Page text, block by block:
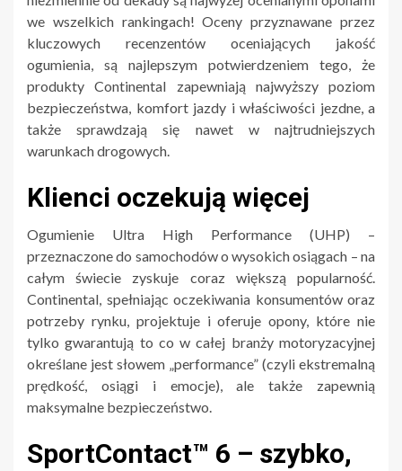
we wszelkich rankingach! Oceny przyznawane przez
kluczowych recenzentów oceniających jakość
ogumienia, są najlepszym potwierdzeniem tego, że
produkty Continental zapewniają najwyższy poziom
bezpieczeństwa, komfort jazdy i właściwości jezdne, a
także sprawdzają się nawet w najtrudniejszych
warunkach drogowych.
Klienci oczekują więcej
Ogumienie Ultra High Performance (UHP) –
przeznaczone do samochodów o wysokich osiągach – na
całym świecie zyskuje coraz większą popularność.
Continental, spełniając oczekiwania konsumentów oraz
potrzeby rynku, projektuje i oferuje opony, które nie
tylko gwarantują to co w całej branży motoryzacyjnej
określane jest słowem „performance” (czyli ekstremalną
prędkość, osiągi i emocje), ale także zapewnią
maksymalne bezpieczeństwo.
SportContact™ 6 – szybko,